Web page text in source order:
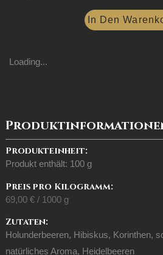
In Den
Loading...
Produkteinheit:
Produkt enthält: 100 g
Preis pro Kilogramm:
69,00 €/ 1000 g
Zutaten:
Holunderbeeren, Hibiskus, Korinthen,
natürliches Aroma, Heidelbeeren